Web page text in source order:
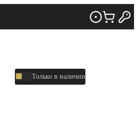
Только в наличии